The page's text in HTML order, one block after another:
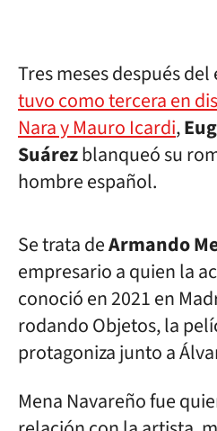
Tres meses después
tuvo como tercera en
Nara y Mauro Icardi,
Suárezblanqueó su
hombre español.
Se trata deArmando
empresario a quien la
conoció en 2021 en
rodando Objetos, la
protagoniza junto a
Mena Navareño fue